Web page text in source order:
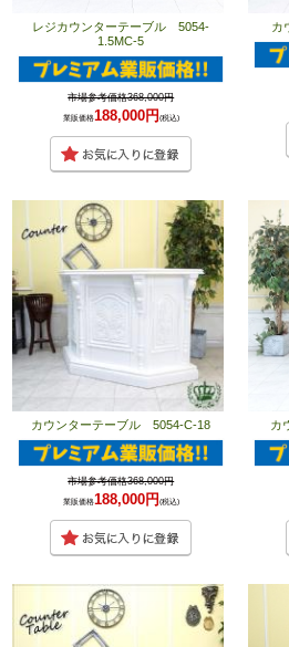
レジカウンターテーブル 5054-
1.5MC-5
市場参考価格368,000円
業販価格188,000円 (税込)
カ
カウンターテーブル 5054-C-18
市場参考価格368,000円
業販価格188,000円 (税込)
カ